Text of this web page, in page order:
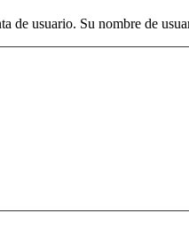
de usuario. Su nombre de